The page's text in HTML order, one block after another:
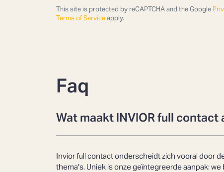
This site is protected by reCAPTCHA and the Google
Terms of Serviceapply.
Faq
Wat maakt INVIOR full contact
Invior full contact onderscheidt zich vooral door
thema's. Uniek is onze geïntegreerde aanpak: